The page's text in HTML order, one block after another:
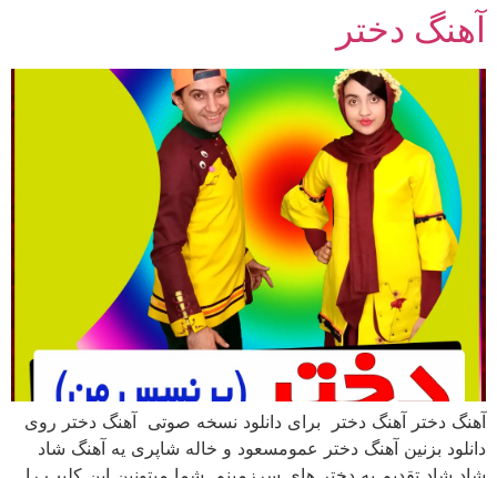
پرش
محتوا
آهنگ دختر
آهنگ دختر آهنگ دختر برای دانلود نسخه صوتی آهنگ دختر روی
دانلود بزنین آهنگ دختر عمومسعود و خاله شاپری یه آهنگ شاد